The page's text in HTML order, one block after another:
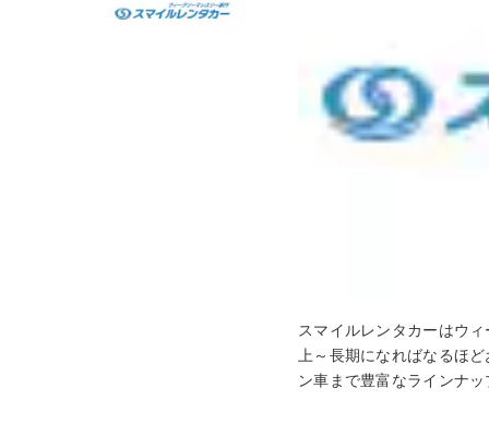
スマイルレンタカーはウ
上～長期になればなるほ
ン車まで豊富なラインナ